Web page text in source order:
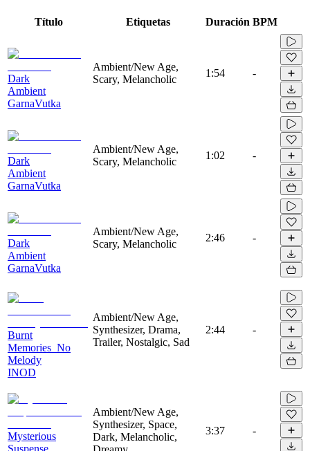
Título Etiquetas Duración BPM
Dark
Ambient
GarnaVutka
Ambient/New Age,
Scary, Melancholic
1:54 -
Dark
Ambient
GarnaVutka
Ambient/New Age,
Scary, Melancholic
1:02 -
Dark
Ambient
GarnaVutka
Ambient/New Age,
Scary, Melancholic
2:46 -
Burnt
Memories_No
Melody
INOD
Ambient/New Age,
Synthesizer, Drama,
Trailer, Nostalgic, Sad
2:44 -
Mysterious
Suspense
Ambient/New Age,
Synthesizer, Space,
Dark, Melancholic,
3:37 -